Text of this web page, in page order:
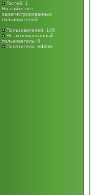
Гостей: 1
На сайте нет
зарегистрированных
пользователей
Пользователей: 146
Не активированный
пользователь: 0
Посетитель: ed4mk